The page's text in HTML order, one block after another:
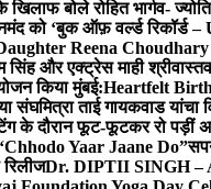
बोले रोहित भार्गव-
को ‘बुक ऑफ़ वर्ल्ड रिकॉर्ड –
Reena
और एक्ट्रेस माही श्रीवास्तव
किया मुंबई:Heartfelt
संघमित्रा ताई गायकवाड यांचा
के दौरान फूट-फूटकर रो पड़ीं
Yaar Jaane Do”
रिलीजDr. DIPTII SINGH –